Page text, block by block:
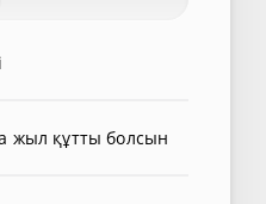
жыл құтты болсын